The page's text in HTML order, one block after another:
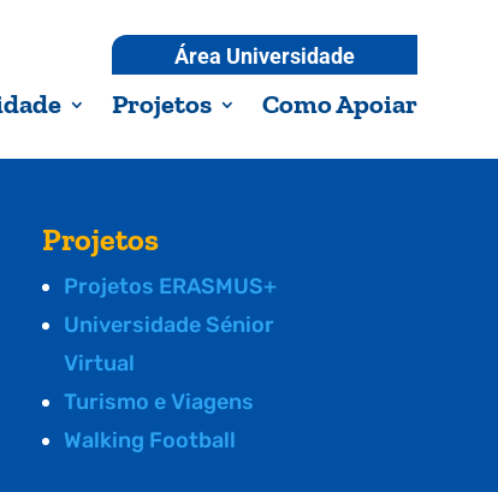
Área Universidade
Projetos Como Apoiar
Projetos
Projetos ERASMUS+
Universidade Sénior
Virtual
Turismo e Viagens
Walking Football